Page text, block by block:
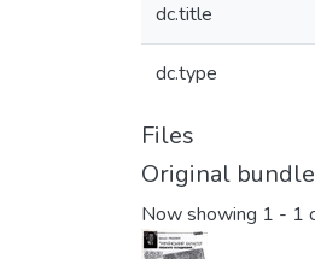
dc.title
dc.type
Files
Original bundle
Now showing 1 - 1